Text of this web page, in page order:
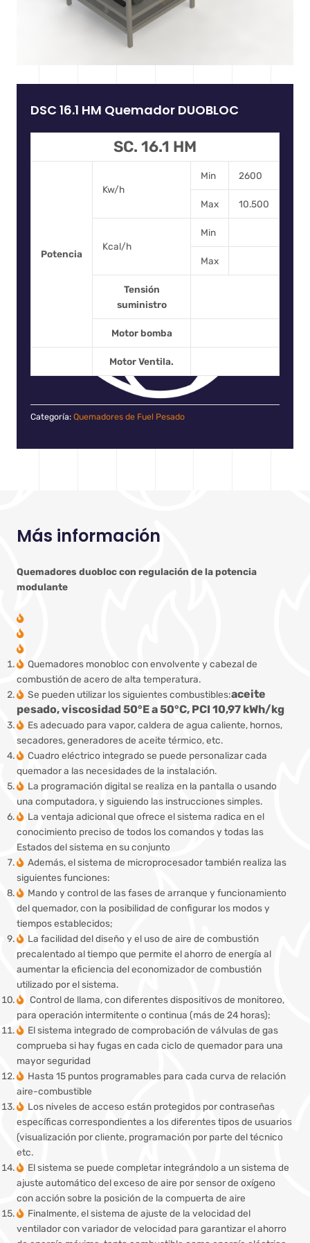
DSC 16.1 HM Quemador DUOBLOC
SC. 16.1 HM
Potencia
Kw/h
Min 2600
Max 10.500
Kcal/h
Min
Max
Tensión
suministro
Motor bomba
Motor Ventila.
Categoría: Quemadores de Fuel Pesado
Más información
Quemadores duobloc con regulación de la potencia
modulante
Quemadores monobloc con envolvente y cabezal de
combustión de acero de alta temperatura.
Se pueden utilizar los siguientes combustibles:aceite
pesado, viscosidad 50°E a 50°C, PCI 10,97 kWh/kg
Es adecuado para vapor, caldera de agua caliente, hornos,
secadores, generadores de aceite térmico, etc.
Cuadro eléctrico integrado se puede personalizar cada
quemador a las necesidades de la instalación.
La programación digital se realiza en la pantalla o usando
una computadora, y siguiendo las instrucciones simples.
La ventaja adicional que ofrece el sistema radica en el
conocimiento preciso de todos los comandos y todas las
Estados del sistema en su conjunto
Además, el sistema de microprocesador también realiza las
siguientes funciones:
Mando y control de las fases de arranque y funcionamiento
del quemador, con la posibilidad de configurar los modos y
tiempos establecidos;
La facilidad del diseño y el uso de aire de combustión
precalentado al tiempo que permite el ahorro de energía al
aumentar la eficiencia del economizador de combustión
utilizado por el sistema.
Control de llama, con diferentes dispositivos de monitoreo,
para operación intermitente o continua (más de 24 horas);
El sistema integrado de comprobación de válvulas de gas
comprueba si hay fugas en cada ciclo de quemador para una
mayor seguridad
Hasta 15 puntos programables para cada curva de relación
aire-combustible
Los niveles de acceso están protegidos por contraseñas
específicas correspondientes a los diferentes tipos de usuarios
(visualización por cliente, programación por parte del técnico
etc.
El sistema se puede completar integrándolo a un sistema de
ajuste automático del exceso de aire por sensor de oxígeno
con acción sobre la posición de la compuerta de aire
Finalmente, el sistema de ajuste de la velocidad del
ventilador con variador de velocidad para garantizar el ahorro